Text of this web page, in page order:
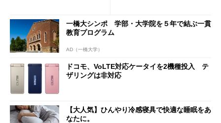
一橋大シンポ 学部・大学院を５年で結ぶ一貫
教育プログラム
AD（一橋大学）
ドコモ、VoLTE対応ケータイを2機種投入 テ
ザリングは非対応
【大人気】ひんやり冷感寝具で快適な睡眠をあ
なたに。